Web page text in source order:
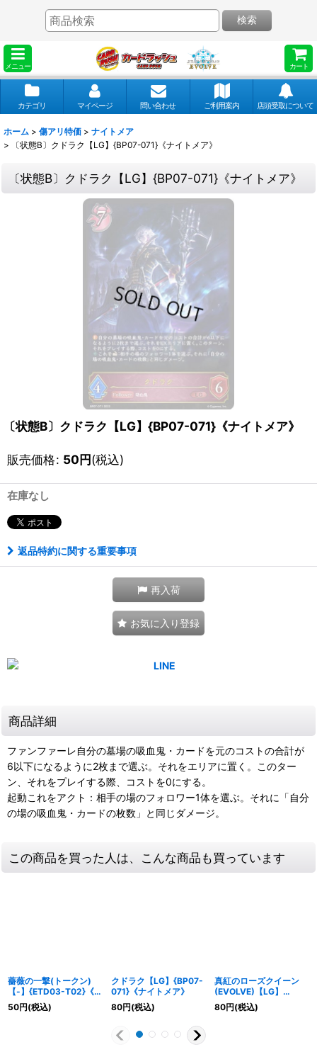
メニュー カート
検索
カテゴリ マイページ 問い合わせ ご利用案内 店頭受取について
ホーム > 傷アリ特価 > ナイトメア
>
〔状態B〕クドラク【LG】{BP07-071}《ナイトメア》
〔状態B〕クドラク【LG】{BP07-071}《ナイトメア》
〔状態B〕クドラク【LG】{BP07-071}《ナイトメア》
販売価格: 50円(税込)
在庫なし
返品特約に関する重要事項
再入荷
お気に入り登録
商品詳細
ファンファーレ自分の墓場の吸血鬼・カードを元のコストの合計が
6以下になるように2枚まで選ぶ。それをエリアに置く。このター
ン、それをプレイする際、コストを0にする。
起動これをアクト：相手の場のフォロワー1体を選ぶ。それに「自分
の場の吸血鬼・カードの枚数」と同じダメージ。
この商品を買った人は、こんな商品も買っています
薔薇の一撃(トークン)
【-】{ETD03-T02}《エ
ルフ》
50円(税込)
クドラク【LG】{BP07-
071}《ナイトメア》
80円(税込)
真紅のローズクイーン
(EVOLVE)【LG】
{BP08-070}《ナイトメ
ア》
80円(税込)